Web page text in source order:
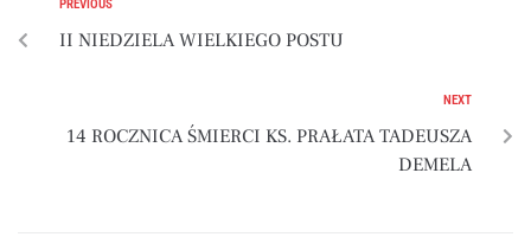
PREVIOUS
II NIEDZIELA WIELKIEGO POSTU
NEXT
14 ROCZNICA ŚMIERCI KS. PRAŁATA TADEUSZA
DEMELA